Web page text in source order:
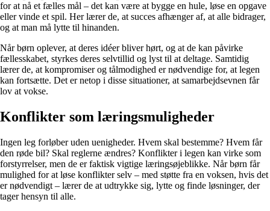
for at nå et fælles mål – det kan være at bygge en hule, løse en opgave
eller vinde et spil. Her lærer de, at succes afhænger af, at alle bidrager,
og at man må lytte til hinanden.
Når børn oplever, at deres idéer bliver hørt, og at de kan påvirke
fællesskabet, styrkes deres selvtillid og lyst til at deltage. Samtidig
lærer de, at kompromiser og tålmodighed er nødvendige for, at legen
kan fortsætte. Det er netop i disse situationer, at samarbejdsevnen får
lov at vokse.
Konflikter som læringsmuligheder
Ingen leg forløber uden uenigheder. Hvem skal bestemme? Hvem får
den røde bil? Skal reglerne ændres? Konflikter i legen kan virke som
forstyrrelser, men de er faktisk vigtige læringsøjeblikke. Når børn får
mulighed for at løse konflikter selv – med støtte fra en voksen, hvis det
er nødvendigt – lærer de at udtrykke sig, lytte og finde løsninger, der
tager hensyn til alle.